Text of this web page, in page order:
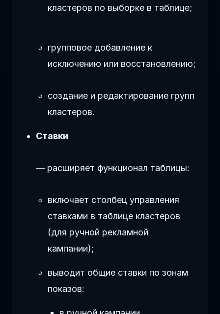
кластеров по выборке в таблице;
групповое добавление к
исключению или восстановлению;
создание и редактирование групп
кластеров.
Ставки
— расширяет функционал таблицы:
включает столбец управления
ставками в таблице кластеров
(для ручной рекламной
кампании);
выводит общие ставки по зонам
показов: